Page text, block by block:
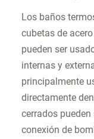
Los baños
cubetas de
pueden ser
internas y
principalmente
directamente
cerrados
conexión de